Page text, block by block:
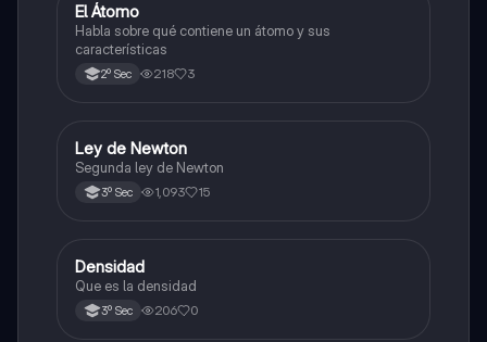
Física
El Átomo
Habla sobre qué contiene un átomo y sus
características
2º Sec 218 3
Física
Ley de Newton
Segunda ley de Newton
3º Sec 1,093 15
Matemáticas
Densidad
Que es la densidad
3º Sec 206 0